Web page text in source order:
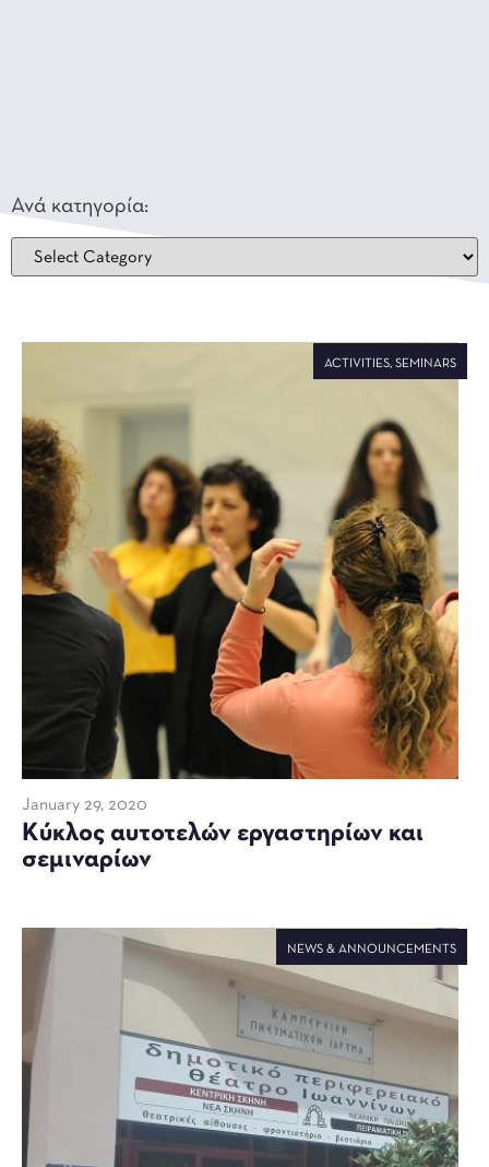
Ανά κατηγορία:
ACTIVITIES, SEMINARS
January 29, 2020
Kύκλος αυτοτελών εργαστηρίων και
σεμιναρίων
NEWS & ANNOUNCEMENTS